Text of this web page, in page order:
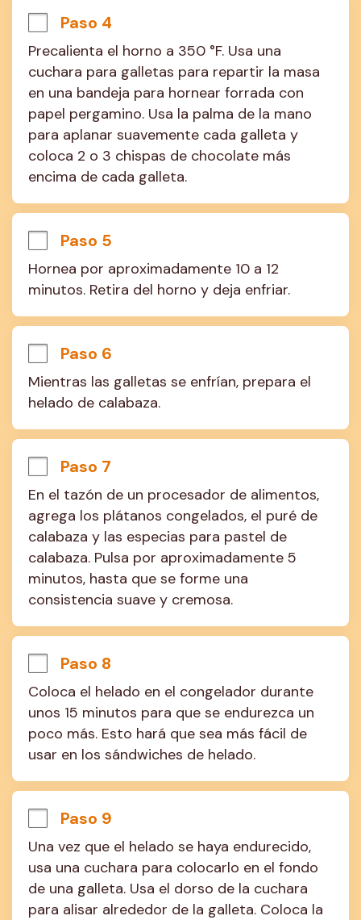
Paso 4
Precalienta el horno a 350 °F. Usa una
cuchara para galletas para repartir la masa
en una bandeja para hornear forrada con
papel pergamino. Usa la palma de la mano
para aplanar suavemente cada galleta y
coloca 2 o 3 chispas de chocolate más
encima de cada galleta.
Paso 5
Hornea por aproximadamente 10 a 12
minutos. Retira del horno y deja enfriar.
Paso 6
Mientras las galletas se enfrían, prepara el
helado de calabaza.
Paso 7
En el tazón de un procesador de alimentos,
agrega los plátanos congelados, el puré de
calabaza y las especias para pastel de
calabaza. Pulsa por aproximadamente 5
minutos, hasta que se forme una
consistencia suave y cremosa.
Paso 8
Coloca el helado en el congelador durante
unos 15 minutos para que se endurezca un
poco más. Esto hará que sea más fácil de
usar en los sándwiches de helado.
Paso 9
Una vez que el helado se haya endurecido,
usa una cuchara para colocarlo en el fondo
de una galleta. Usa el dorso de la cuchara
para alisar alrededor de la galleta. Coloca la